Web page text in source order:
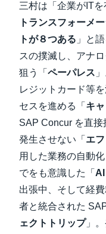
三村は「企業がITを
トランスフォーメ
トが８つある 」と
スの撲滅し、アナ
狙う「 ペーパレス
レジットカード等
セスを進める「 キ
SAP Concur を直
発生させない「 エ
用した業務の自動
でをも意識した「
出張中、そして経
者と統合された
ェクトトリップ」